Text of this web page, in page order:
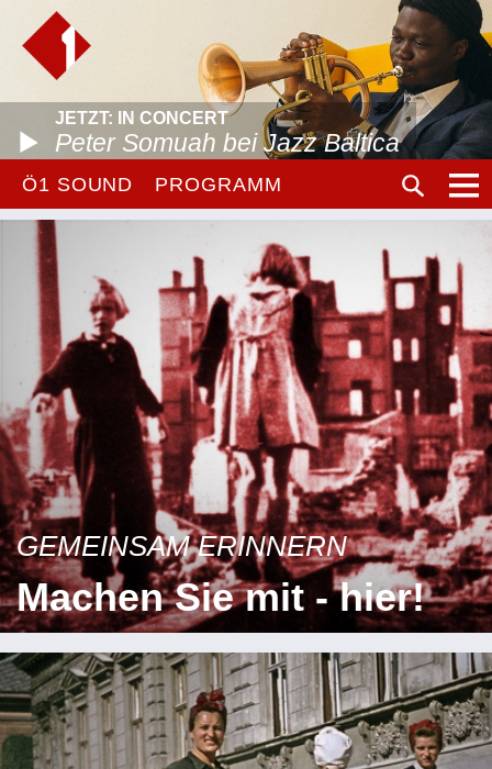
JETZT: IN CONCERT
Peter Somuah bei Jazz Baltica
Ö1 SOUND PROGRAMM
GEMEINSAM ERINNERN
Machen Sie mit - hier!